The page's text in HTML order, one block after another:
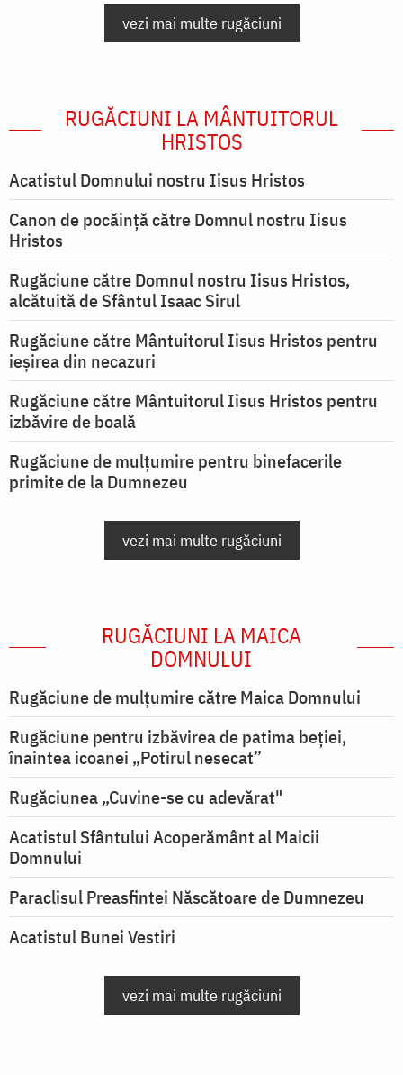
vezi mai multe rugăciuni
RUGĂCIUNI LA MÂNTUITORUL
HRISTOS
Acatistul Domnului nostru Iisus Hristos
Canon de pocăință către Domnul nostru Iisus
Hristos
Rugăciune către Domnul nostru Iisus Hristos,
alcătuită de Sfântul Isaac Sirul
Rugăciune către Mântuitorul Iisus Hristos pentru
ieşirea din necazuri
Rugăciune către Mântuitorul Iisus Hristos pentru
izbăvire de boală
Rugăciune de mulțumire pentru binefacerile
primite de la Dumnezeu
vezi mai multe rugăciuni
RUGĂCIUNI LA MAICA
DOMNULUI
Rugăciune de mulţumire către Maica Domnului
Rugăciune pentru izbăvirea de patima beției,
înaintea icoanei „Potirul nesecat”
Rugăciunea „Cuvine-se cu adevărat"
Acatistul Sfântului Acoperământ al Maicii
Domnului
Paraclisul Preasfintei Născătoare de Dumnezeu
Acatistul Bunei Vestiri
vezi mai multe rugăciuni